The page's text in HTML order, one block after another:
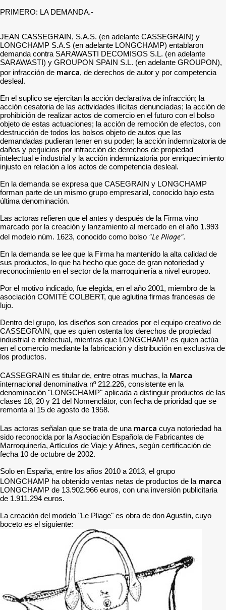
PRIMERO: LA DEMANDA.-
JEAN CASSEGRAIN, S.A.S. (en adelante CASSEGRAIN) y
LONGCHAMP S.A.S (en adelante LONGCHAMP) entablaron
demanda contra SARAWASTI DECOMISOS S.L. (en adelante
SARAWASTI) y GROUPON SPAIN S.L. (en adelante GROUPON),
por infracción de marca, de derechos de autor y por competencia
desleal.
En el suplico se ejercitan la acción declarativa de infracción; la
acción cesatoria de las actividades ilícitas denunciadas; la acción de
prohibición de realizar actos de comercio en el futuro con el bolso
objeto de estas actuaciones; la acción de remoción de efectos, con
destrucción de todos los bolsos objeto de autos que las
demandadas pudieran tener en su poder; la acción indemnizatoria de
daños y perjuicios por infracción de derechos de propiedad
intelectual e industrial y la acción indemnizatoria por enriquecimiento
injusto en relación a los actos de competencia desleal.
En la demanda se expresa que CASEGRAIN y LONGCHAMP
forman parte de un mismo grupo empresarial, conocido bajo esta
última denominación.
Las actoras refieren que el antes y después de la Firma vino
marcado por la creación y lanzamiento al mercado en el año 1.993
del modelo núm. 1623, conocido como bolso "Le Pliage".
En la demanda se lee que la Firma ha mantenido la alta calidad de
sus productos, lo que ha hecho que goce de gran notoriedad y
reconocimiento en el sector de la marroquinería a nivel europeo.
Por el motivo indicado, fue elegida, en el año 2001, miembro de la
asociación COMITÉ COLBERT, que aglutina firmas francesas de
lujo.
Dentro del grupo, los diseños son creados por el equipo creativo de
CASSEGRAIN, que es quien ostenta los derechos de propiedad
industrial e intelectual, mientras que LONGCHAMP es quien actúa
en el comercio mediante la fabricación y distribución en exclusiva de
los productos.
CASSEGRAIN es titular de, entre otras muchas, la Marca
internacional denominativa nº 212.226, consistente en la
denominación "LONGCHAMP" aplicada a distinguir productos de las
clases 18, 20 y 21 del Nomenclátor, con fecha de prioridad que se
remonta al 15 de agosto de 1958.
Las actoras señalan que se trata de una marca cuya notoriedad ha
sido reconocida por la Asociación Española de Fabricantes de
Marroquinería, Artículos de Viaje y Afines, según certificación de
fecha 10 de octubre de 2002.
Solo en España, entre los años 2010 a 2013, el grupo
LONGCHAMP ha obtenido ventas netas de productos de la marca
LONGCHAMP de 13.902.966 euros, con una inversión publicitaria
de 1.911.294 euros.
La creación del modelo "Le Pliage" es obra de don Agustín, cuyo
boceto es el siguiente: